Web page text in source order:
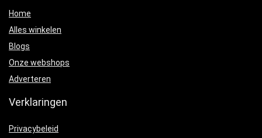
Home
Alles winkelen
Blogs
Onze webshops
Adverteren
Verklaringen
Privacybeleid